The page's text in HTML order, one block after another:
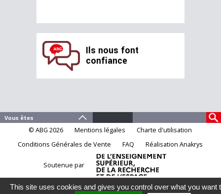
Ils nous font
confiance
© ABG 2026 Mentions légales
Charte d'utilisation
Conditions Générales de Vente
FAQ Réalisation Anakrys
Soutenue par
This site uses cookies and gives you control over what you want